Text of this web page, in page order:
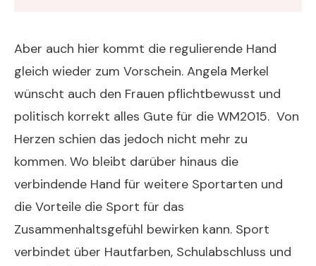
Aber auch hier kommt die regulierende Hand
gleich wieder zum Vorschein. Angela Merkel
wünscht auch den Frauen pflichtbewusst und
politisch korrekt alles Gute für die WM2015. Von
Herzen schien das jedoch nicht mehr zu
kommen. Wo bleibt darüber hinaus die
verbindende Hand für weitere Sportarten und
die Vorteile die Sport für das
Zusammenhaltsgefühl bewirken kann. Sport
verbindet über Hautfarben, Schulabschluss und